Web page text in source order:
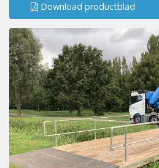
Download productblad